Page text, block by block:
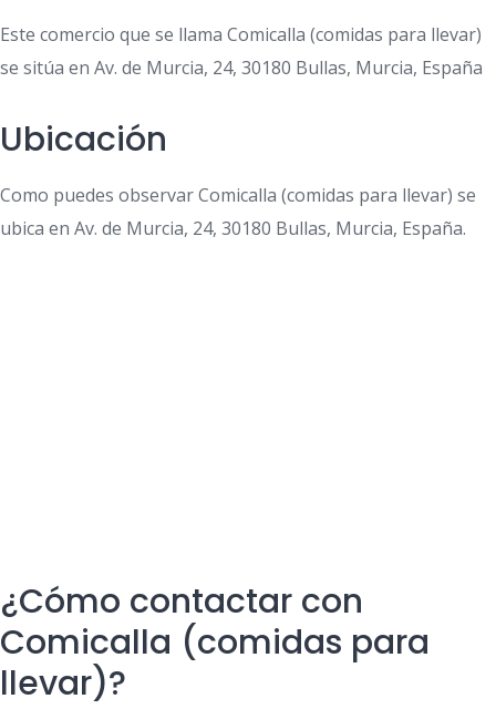
Este comercio que se llama Comicalla (comidas para llevar)
se sitúa en Av. de Murcia, 24, 30180 Bullas, Murcia, España
Ubicación
Como puedes observar Comicalla (comidas para llevar) se
ubica en Av. de Murcia, 24, 30180 Bullas, Murcia, España.
¿Cómo contactar con
Comicalla (comidas para
llevar)?